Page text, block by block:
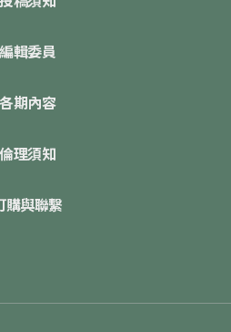
編輯委員
各期內容
倫理須知
購與聯繫